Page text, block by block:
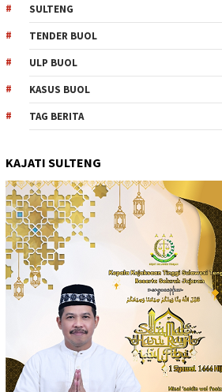
SULTENG
TENDER BUOL
ULP BUOL
KASUS BUOL
TAG BERITA
KAJATI SULTENG